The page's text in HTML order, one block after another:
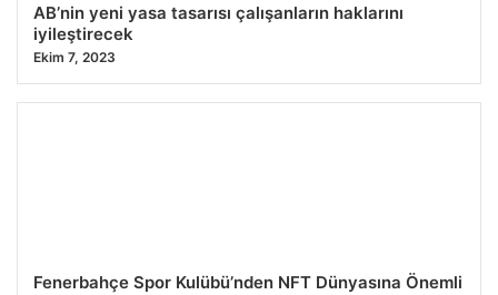
AB’nin yeni yasa tasarısı çalışanların haklarını
iyileştirecek
Ekim 7, 2023
Fenerbahçe Spor Kulübü’nden NFT Dünyasına Önemli